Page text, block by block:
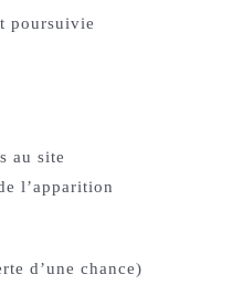
poursuivie
au site
l’apparition
d’une chance)